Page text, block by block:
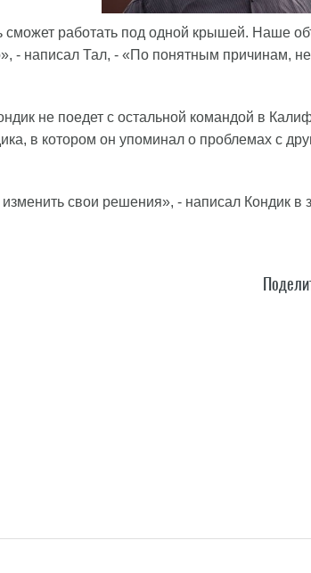
сможет работать под одной крышей. Наше
- написал Тал, - «По понятным причинам,
не поедет с остальной командой в
в котором он упоминал о проблемах с
свои решения», - написал Кондик в